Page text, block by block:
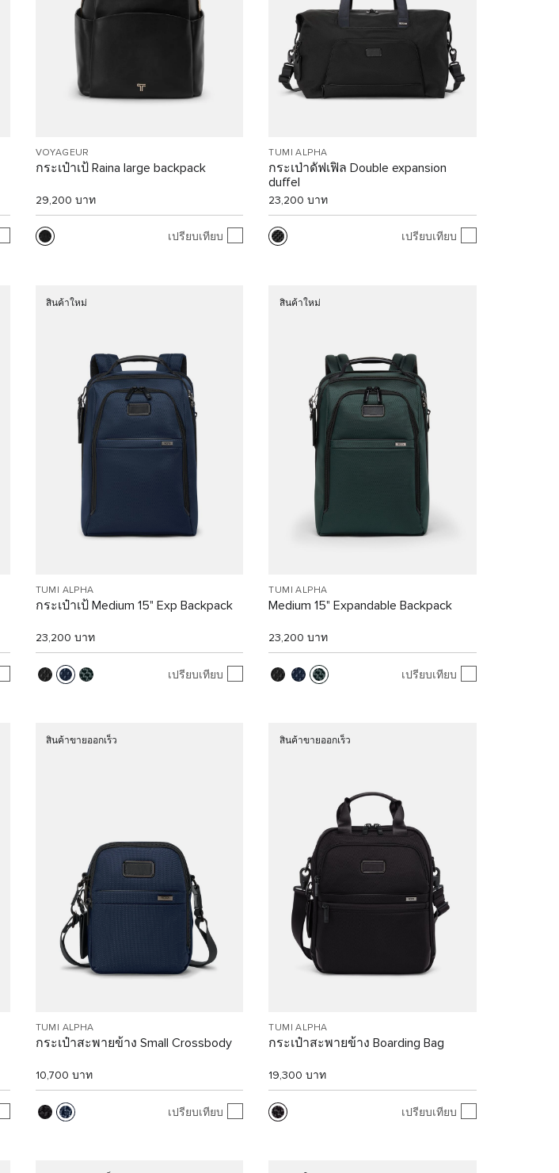
VOYAGEUR
กระเป๋าเป้ Raina large backpack
29,200 บาท
เปรียบเทียบ
TUMI ALPHA
กระเป่าดัฟเฟิล Double expansion
duffel
23,200 บาท
เปรียบเทียบ
สินค้าใหม่
TUMI ALPHA
กระเป๋าเป้ Medium 15" Exp Backpack
23,200 บาท
เปรียบเทียบ
สินค้าใหม่
TUMI ALPHA
Medium 15" Expandable Backpack
23,200 บาท
เปรียบเทียบ
สินค้าขายออกเร็ว
TUMI ALPHA
กระเป๋าสะพายข้าง Small Crossbody
10,700 บาท
เปรียบเทียบ
สินค้าขายออกเร็ว
TUMI ALPHA
กระเป๋าสะพายข้าง Boarding Bag
19,300 บาท
เปรียบเทียบ